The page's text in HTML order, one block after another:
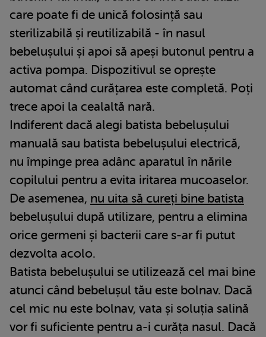
care poate fi de unică folosință sau
sterilizabilă și reutilizabilă - în nasul
bebelușului și apoi să apeși butonul pentru a
activa pompa. Dispozitivul se oprește
automat când curățarea este completă. Poți
trece apoi la cealaltă nară.
Indiferent dacă alegi batista bebelușului
manuală sau batista bebelușului electrică,
nu împinge prea adânc aparatul în nările
copilului pentru a evita iritarea mucoaselor.
De asemenea, nu uita să cureți bine batista
bebelușului după utilizare, pentru a elimina
orice germeni și bacterii care s-ar fi putut
dezvolta acolo.
Batista bebelușului se utilizează cel mai bine
atunci când bebelușul tău este bolnav. Dacă
cel mic nu este bolnav, vata și soluția salină
vor fi suficiente pentru a-i curăța nasul. Dacă